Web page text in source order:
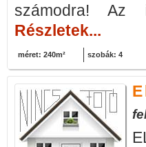
számodra! Az
Részletek...
méret: 240m² szobák: 4